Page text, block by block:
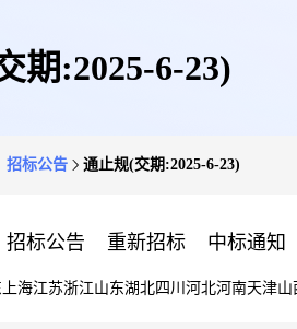
期:2025-6-23)
招标公告 通止规(交期:2025-6-23)
招标公告 重新招标 中标通知
上海江苏浙江山东湖北四川 河北河南天津山